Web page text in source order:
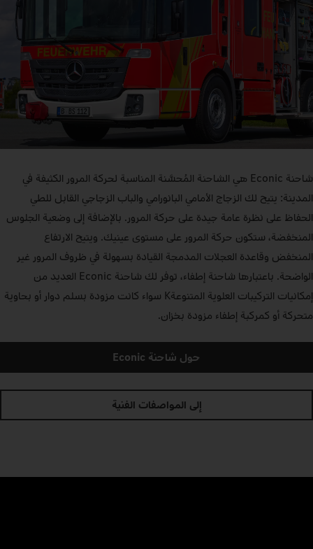
شاحنة Econic هي الشاحنة المُحسَّنة المناسبة لحركة المرور الكثيفة في
المدينة: يتيح لك الزجاج الأمامي البانورامي والباب الزجاجي القابل للطي
الحفاظ على نظرة عامة جيدة على حركة المرور. بالإضافة إلى وضعية الجلوس
المنخفضة، ستكون حركة المرور على مستوى عينيك. ويتيح الارتفاع
المنخفض وقاعدة العجلات المدمجة القيادة بسهولة في ظروف المرور غير
الواضحة. باعتبارها شاحنة إطفاء، توفر لك شاحنة Econic العديد من
إمكانيات التركيبات العلوية المتنوعةK سواء كانت مزودة بسلم دوار أو بحاوية
متحركة أو كمركبة إطفاء مزودة بخزان.
حول شاحنة Econic
إلى المواصفات الفنية